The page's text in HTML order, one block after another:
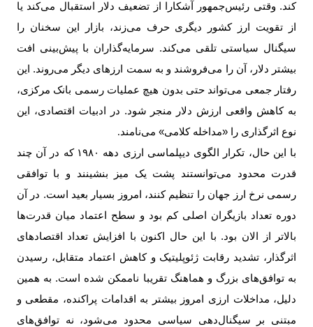
کند. وقتی رئیس‌جمهور آشکارا از تضعیف دلار استقبال می‌کند یا
از تقویت ارز کشور دیگری حرف می‌زند، بازار این سخنان را
سیگنال سیاستی تلقی می‌کند. سرمایه‌گذاران با پیش‌بینی افت
بیشتر دلار، آن را می‌فروشند و به سمت ارزهای دیگر می‌روند. این
رفتار جمعی می‌تواند حتی بدون هیچ عملیات رسمی بانک مرکزی،
به کاهش واقعی ارزش دلار منجر شود. در ادبیات اقتصادی، این
نوع اثرگذاری را «مداخله کلامی» می‌نامند.
با این حال، تکرار الگوی دیپلماسی ارزی دهه ۱۹۸۰ که در آن چند
قدرت محدود می‌توانستند پشت یک میز بنشینند و با توافقی
رسمی نرخ ارز جهان را تنظیم کنند، امروز بسیار بعید است. در آن
دوره تعداد بازیگران اصلی کم بود و سطح اعتماد میان قدرت‌ها
بالاتر از الان بود. با این حال اکنون با افزایش تعداد اقتصادهای
اثرگذار، تشدید رقابت ژئوپلیتیک و کاهش اعتماد متقابل، رسیدن
به توافق‌های بزرگ و هماهنگ تقریبا ناممکن شده است. به همین
دلیل، مداخلات ارزی امروز بیشتر به اقدامات پراکنده، مقطعی و
مبتنی بر سیگنال‌دهی سیاسی محدود می‌شود، نه توافق‌های